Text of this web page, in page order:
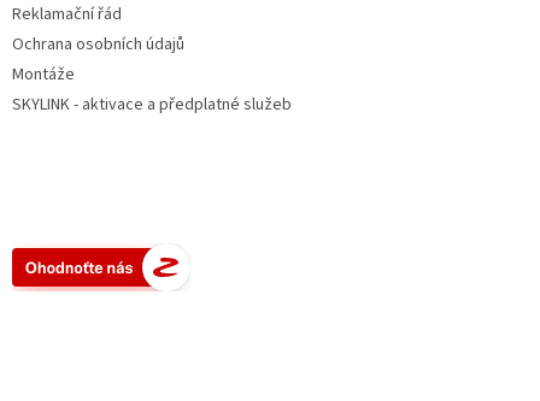
Reklamační řád
Ochrana osobních údajů
Montáže
SKYLINK - aktivace a předplatné služeb